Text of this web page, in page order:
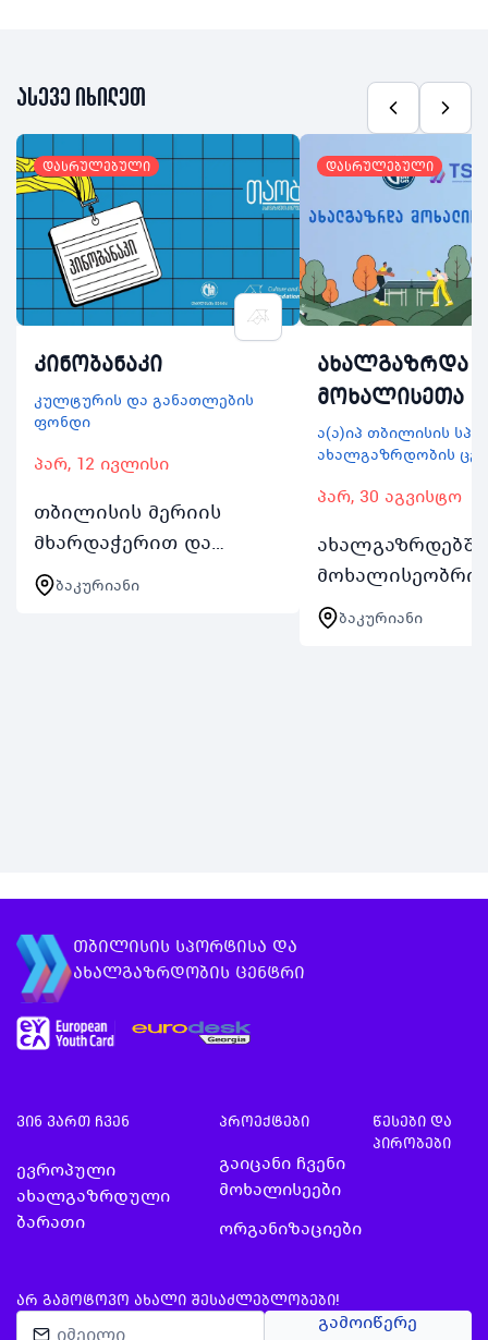
ასევე იხილეთ
დასრულებული
კინობანაკი
კულტურის და განათლების
ფონდი
პარ, 12 ივლისი
თბილისის მერიის
მხარდაჭერით და
ეროვნულ სასახლესთან
თანამშრომლობით 2024
ბაკურიანი
დასრულებული
ახალგაზრდა
მოხალისეთა
ა(ა)იპ თბილისის
ახალგაზრდობის
პარ, 30 აგვისტო
ახალგაზრდებში
საქმიანობის
წახალისების
ბაკურიანი
თბილისის სპორტისა და
ახალგაზრდობის ცენტრი
ვინ ვართ ჩვენ
ევროპული
ახალგაზრდული
ბარათი
პროექტები
გაიცანი ჩვენი
მოხალისეები
ორგანიზაციები
წესები და
პირობები
ᲐᲠ ᲒᲐᲛᲝᲢᲝᲕᲝ ᲐᲮᲐᲚᲘ ᲨᲔᲡᲐᲫᲚᲔᲑᲚᲝᲑᲔᲑᲘ!
გამოიწერე